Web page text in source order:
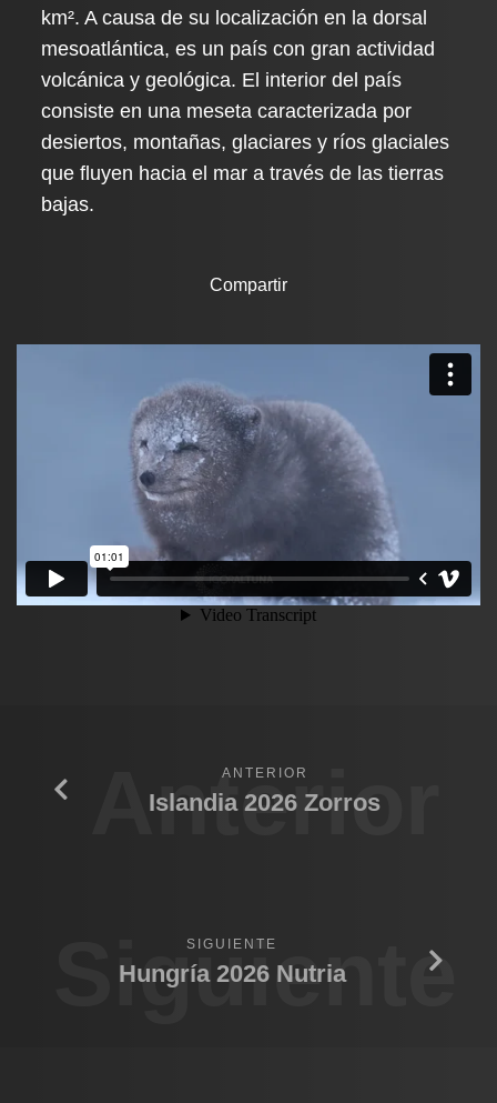
km². A causa de su localización en la dorsal
mesoatlántica, es un país con gran actividad
volcánica y geológica. El interior del país
consiste en una meseta caracterizada por
desiertos, montañas, glaciares y ríos glaciales
que fluyen hacia el mar a través de las tierras
bajas.
Compartir
Anterior
ANTERIOR
Islandia 2026 Zorros
Siguiente
SIGUIENTE
Hungría 2026 Nutria